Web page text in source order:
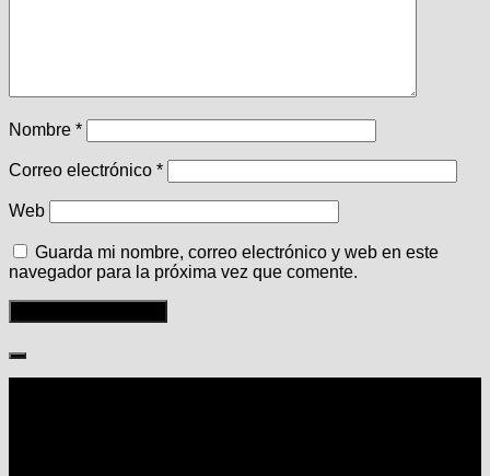
Nombre *
Correo electrónico *
Web
Guarda mi nombre, correo electrónico y web en este
navegador para la próxima vez que comente.